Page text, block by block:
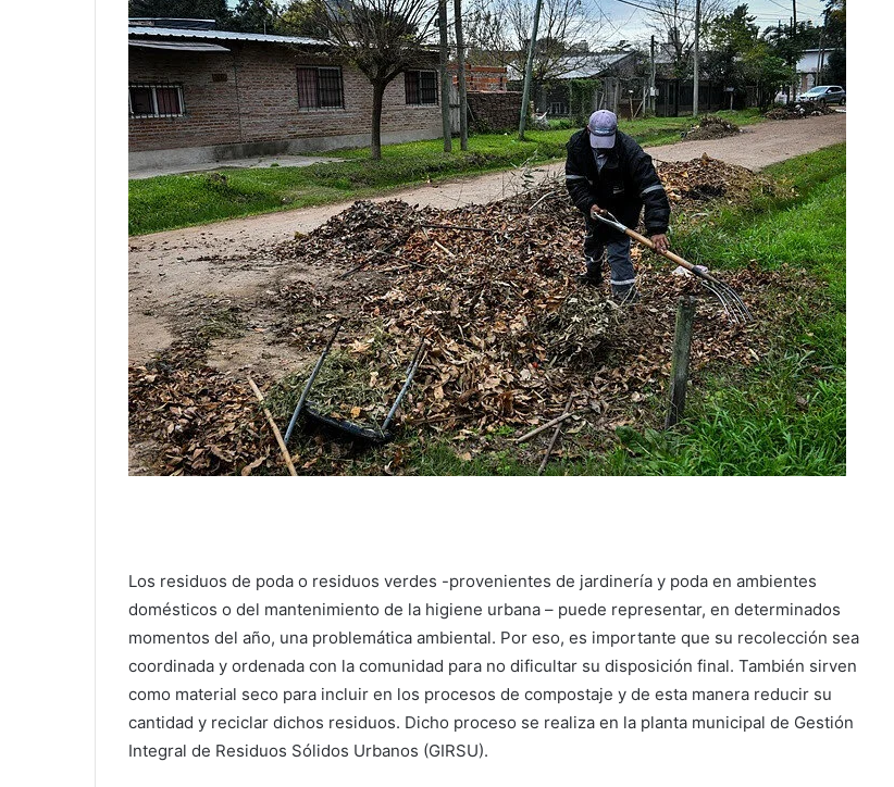
Los residuos de poda o residuos verdes -provenientes de jardinería y poda en ambientes
domésticos o del mantenimiento de la higiene urbana – puede representar, en determinados
momentos del año, una problemática ambiental. Por eso, es importante que su recolección sea
coordinada y ordenada con la comunidad para no dificultar su disposición final. También sirven
como material seco para incluir en los procesos de compostaje y de esta manera reducir su
cantidad y reciclar dichos residuos. Dicho proceso se realiza en la planta municipal de Gestión
Integral de Residuos Sólidos Urbanos (GIRSU).